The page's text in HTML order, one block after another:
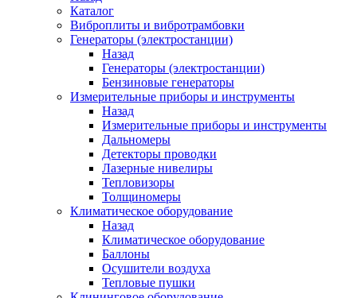
Каталог
Виброплиты и вибротрамбовки
Генераторы (электростанции)
Назад
Генераторы (электростанции)
Бензиновые генераторы
Измерительные приборы и инструменты
Назад
Измерительные приборы и инструменты
Дальномеры
Детекторы проводки
Лазерные нивелиры
Тепловизоры
Толщиномеры
Климатическое оборудование
Назад
Климатическое оборудование
Баллоны
Осушители воздуха
Тепловые пушки